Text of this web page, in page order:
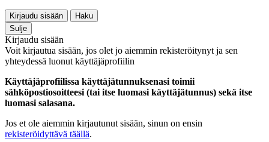
Kirjaudu sisään
Haku
Sulje
Kirjaudu sisään
Voit kirjautua sisään, jos olet jo aiemmin rekisteröitynyt ja sen
yhteydessä luonut käyttäjäprofiilin
Käyttäjäprofiilissa käyttäjätunnuksenasi toimii
sähköpostiosoitteesi (tai itse luomasi käyttäjätunnus) sekä itse
luomasi salasana.
Jos et ole aiemmin kirjautunut sisään, sinun on ensin
rekisteröidyttävä täällä.